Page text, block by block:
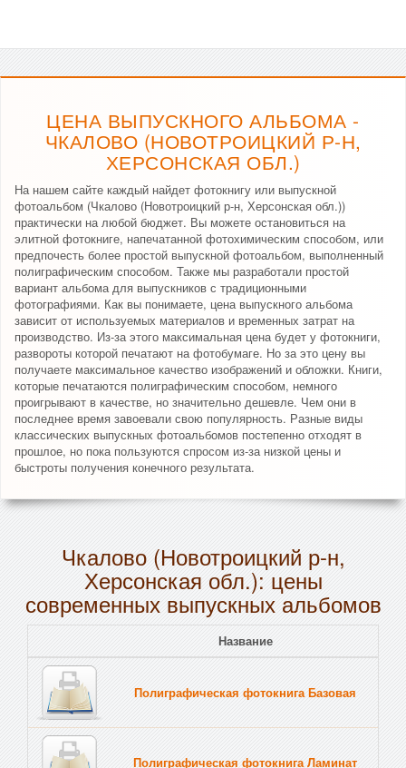
ЦЕНА ВЫПУСКНОГО АЛЬБОМА -
ЧКАЛОВО (НОВОТРОИЦКИЙ Р-Н,
ХЕРСОНСКАЯ ОБЛ.)
На нашем сайте каждый найдет фотокнигу или выпускной
фотоальбом (Чкалово (Новотроицкий р-н, Херсонская обл.))
практически на любой бюджет. Вы можете остановиться на
элитной фотокниге, напечатанной фотохимическим способом, или
предпочесть более простой выпускной фотоальбом, выполненный
полиграфическим способом. Также мы разработали простой
вариант альбома для выпускников с традиционными
фотографиями. Как вы понимаете, цена выпускного альбома
зависит от используемых материалов и временных затрат на
производство. Из-за этого максимальная цена будет у фотокниги,
развороты которой печатают на фотобумаге. Но за это цену вы
получаете максимальное качество изображений и обложки. Книги,
которые печатаются полиграфическим способом, немного
проигрывают в качестве, но значительно дешевле. Чем они в
последнее время завоевали свою популярность. Разные виды
классических выпускных фотоальбомов постепенно отходят в
прошлое, но пока пользуются спросом из-за низкой цены и
быстроты получения конечного результата.
Чкалово (Новотроицкий р-н,
Херсонская обл.): цены
современных выпускных альбомов
Название
Полиграфическая фотокнига Базовая
Полиграфическая фотокнига Ламинат